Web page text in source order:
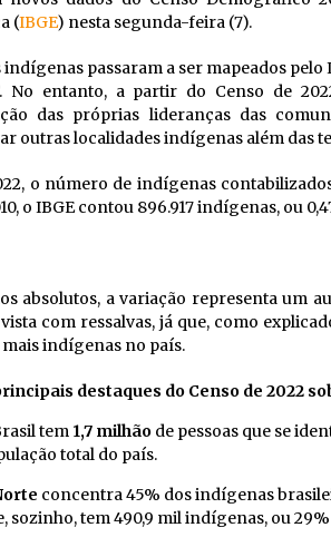
(IBGE) nesta segunda-feira (7).
indígenas passaram a ser mapeados
No entanto, a partir do Censo de
das próprias lideranças das
outras localidades indígenas além das
o número de indígenas
o IBGE contou 896.917 indígenas, ou
absolutos, a variação representa um
com ressalvas, já que, como
indígenas no país.
destaques do Censo de 2022
tem 1,7 milhão de pessoas que se
total do país.
concentra 45% dos indígenas
sozinho, tem 490,9 mil indígenas, ou